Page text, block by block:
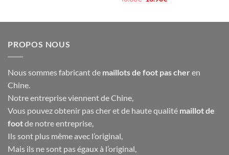
PROPOS NOUS
Nous sommes fabricant de maillots de foot pas cher en
Chine.
Notre entreprise viennent de Chine,
Vous pouvez obtenir pas cher et de haute qualité maillot de
footde notre entreprise,
Ils sont plus même avec l’original,
Mais ils ne sont pas égaux à l’original,